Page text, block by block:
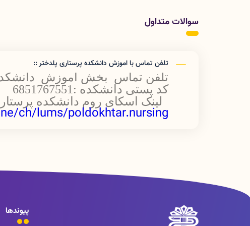
سوالات متداول
تلفن تماس با اموزش دانشکده پرستاری پلدختر ::
تلفن تماس بخش اموزش دانشکده
کد پستی دانشکده :6851767551
لینک اسکای روم دانشکده
ch/lums/poldokhtar.nursing
پیوندها